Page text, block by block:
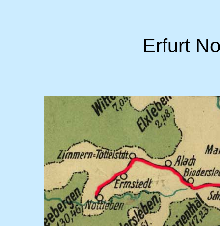
Erfurt